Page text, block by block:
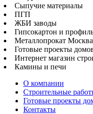
Сыпучие материалы
ПГП
ЖБИ заводы
Гипсокартон и
Металлопрокат Москва
Готовые проекты
Интернет магазин
Камины и печи
О компании
Строительные
Готовые проекты
Контакты